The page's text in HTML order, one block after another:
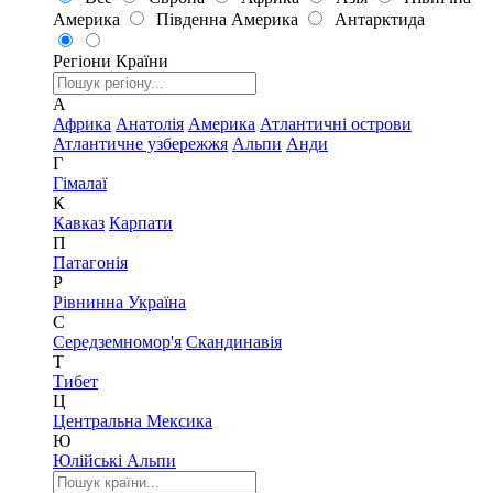
Америка
Південна Америка Антарктида
Регіони Країни
А
Африка Анатолія Америка Атлантичні острови
Атлантичне узбережжя Альпи Анди
Г
Гімалаї
К
Кавказ Карпати
П
Патагонія
Р
Рівнинна Україна
С
Середземномор'я Скандинавія
Т
Тибет
Ц
Центральна Мексика
Ю
Юлійські Альпи